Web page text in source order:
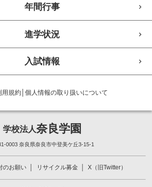
年間行事
進学状況
入試情報
用規約 個人情報の取り扱いについて
学校法人奈良学園
0003 奈良県奈良市中登美ケ丘3-15-1
のお願い リサイクル募金 X（旧Twitter）